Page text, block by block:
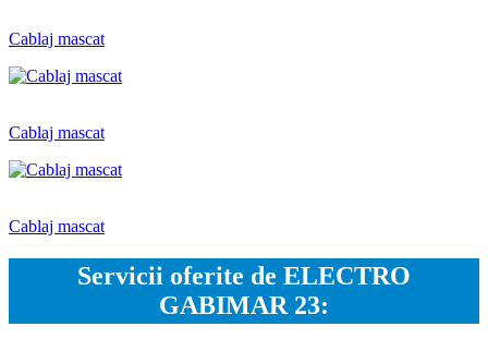
Cablaj mascat
Cablaj mascat
Cablaj mascat
Servicii oferite de ELECTRO
GABIMAR 23: